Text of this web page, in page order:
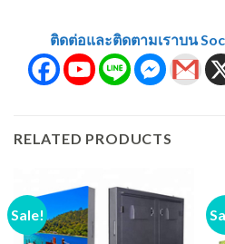
ติดต่อและติดตามเราบน
RELATED PRODUCTS
Sale!